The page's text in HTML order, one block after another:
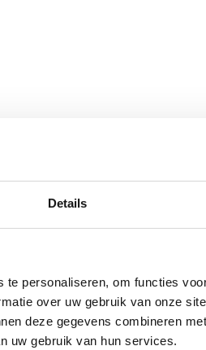
Details
personaliseren, om functies
over uw gebruik van onze
deze gegevens combineren
uw gebruik van hun services.